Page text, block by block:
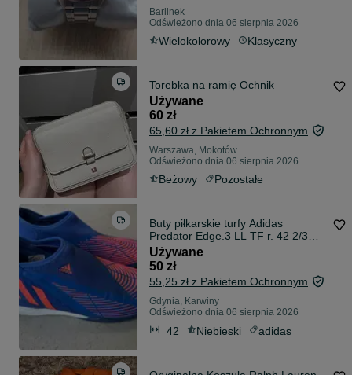
Barlinek
Odświeżono dnia 06 sierpnia 2026
Wielokolorowy Klasyczny
Torebka na ramię Ochnik
Używane
60 zł
65,60 zł z Pakietem Ochronnym
Warszawa, Mokotów
Odświeżono dnia 06 sierpnia 2026
Beżowy Pozostałe
Buty piłkarskie turfy Adidas
Predator Edge.3 LL TF r. 42 2/3
Używane
50 zł
55,25 zł z Pakietem Ochronnym
Gdynia, Karwiny
Odświeżono dnia 06 sierpnia 2026
42 Niebieski adidas